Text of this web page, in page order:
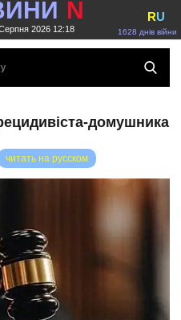
N
2026 12:18 1628 днів війни
RU
домушника
читать на русском